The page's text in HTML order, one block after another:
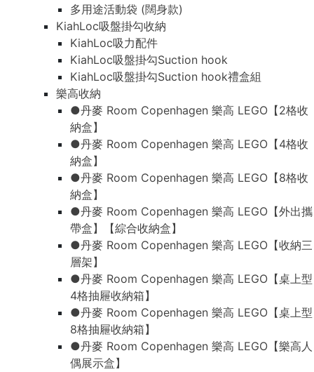
多用途活動袋 (闊身款)
KiahLoc吸盤掛勾收納
KiahLoc吸力配件
KiahLoc吸盤掛勾Suction hook
KiahLoc吸盤掛勾Suction hook禮盒組
樂高收納
●丹麥 Room Copenhagen 樂高 LEGO【2格收
納盒】
●丹麥 Room Copenhagen 樂高 LEGO【4格收
納盒】
●丹麥 Room Copenhagen 樂高 LEGO【8格收
納盒】
●丹麥 Room Copenhagen 樂高 LEGO【外出攜
帶盒】【綜合收納盒】
●丹麥 Room Copenhagen 樂高 LEGO【收納三
層架】
●丹麥 Room Copenhagen 樂高 LEGO【桌上型
4格抽屜收納箱】
●丹麥 Room Copenhagen 樂高 LEGO【桌上型
8格抽屜收納箱】
●丹麥 Room Copenhagen 樂高 LEGO【樂高人
偶展示盒】